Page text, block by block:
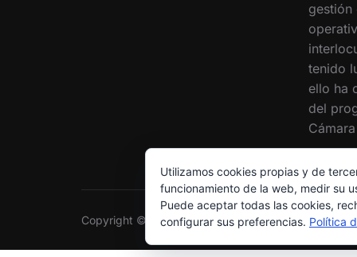
gestión
tenido
ello ha
del
Copyright © 2026 Grupo Interóleo
Utilizamos cookies propias y de
funcionamiento de la web, medir su
Puede aceptar todas las cookies,
configurar sus preferencias. Política